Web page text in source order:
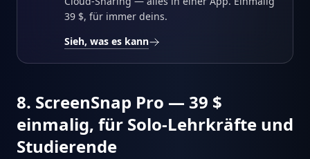
39 $, für immer deins.
Sieh, was es kann
8. ScreenSnap Pro — 39 $
einmalig, für Solo-Lehrkräfte und
Studierende